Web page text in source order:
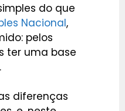
do que
Nacional,
pelos
ter uma base
diferenças